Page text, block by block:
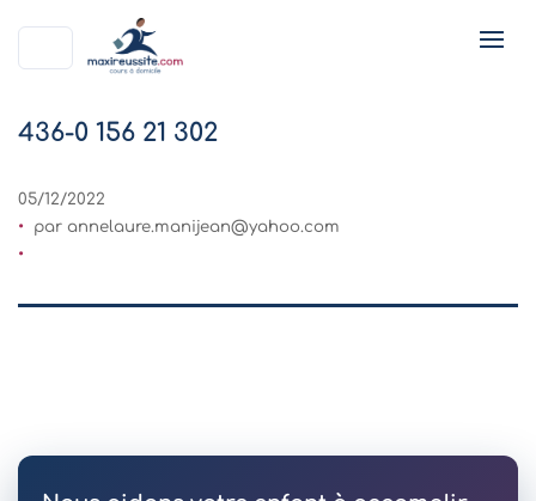
436-0 156 21 302
05/12/2022
par annelaure.manijean@yahoo.com